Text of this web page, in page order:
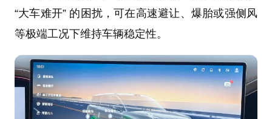
“大车难开” 的困扰，可在高速避让、爆胎或强侧风
等极端工况下维持车辆稳定性。